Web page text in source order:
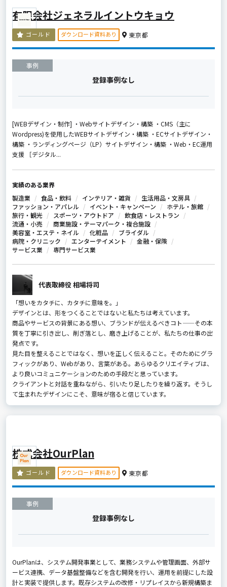
有限会社ジェネラルイントウキョウ
ゴールド ダウンロード資料あり 東京都
事例
登録事例なし
[WEBデザイン・制作] ・Webサイトデザイン・構築 ・CMS（主に
Wordpress)を使用したWEBサイトデザイン・構築 ・ECサイトデザイン・
構築 ・ランディングページ（LP）サイトデザイン・構築 ・Web・EC運用
支援 ［デジタル...
実績のある業界
製造業
食品・飲料 インテリア・雑貨
生活用品・文房具
ファッション・アパレル
イベント・キャンペーン
ホテル・旅館
旅行・観光
スポーツ・アウトドア
飲食店・レストラン
流通・小売
商業施設・テーマパーク・複合施設
美容室・エステ・ネイル
化粧品
ブライダル
病院・クリニック
エンターテイメント
金融・保険
サービス業
専門サービス業
代表取締役 相場将司
「想いをカタチに、カタチに意味を。」
デザインとは、形をつくることではないと私たちは考えています。
商品やサービスの背景にある想い、ブランドが伝えるべきコト——その本
質を丁寧に引き出し、削ぎ落とし、磨き上げることが、私たちの仕事の出
発点です。
見た目を整えることではなく、想いを正しく伝えること。そのためにグラ
フィックがあり、Webがあり、言葉がある。あらゆるクリエイティブは、
より良いコミュニケーションのための手段だと思っています。
クライアントと対話を重ねながら、引いたり足したりを繰り返す。そうし
て生まれたデザインにこそ、意味が宿ると信じています。
株式会社OurPlan
ゴールド ダウンロード資料あり 東京都
事例
登録事例なし
OurPlanは、システム開発事業として、業務システムや管理画面、外部サ
ービス連携、データ基盤整備などを含む開発を行い、運用を前提にした設
計と実装で提供します。既存システムの改修・リプレイスから新規構築ま